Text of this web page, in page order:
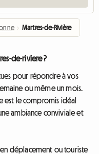
› Martres-de-Rivière
de-riviere ?
pour répondre à vos
ou même un mois.
est le compromis idéal
ambiance conviviale et
déplacement ou touriste